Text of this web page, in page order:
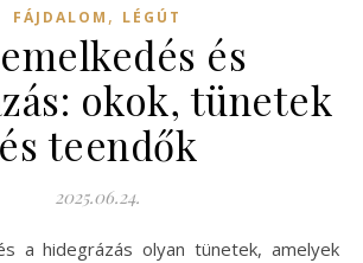
FÁJDALOM , LÉGÚT
és
okok, tünetek
és teendők
2025.06.24.